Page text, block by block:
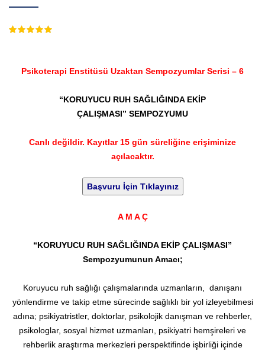
Psikoterapi Enstitüsü Uzaktan Sempozyumlar Serisi – 6
“KORUYUCU RUH SAĞLIĞINDA EKİP
ÇALIŞMASI” SEMPOZYUMU
Canlı değildir. Kayıtlar 15 gün süreliğine erişiminize
açılacaktır.
A M A Ç
“KORUYUCU RUH SAĞLIĞINDA EKİP ÇALIŞMASI”
Sempozyumunun Amacı;
Koruyucu ruh sağlığı çalışmalarında uzmanların, danışanı
yönlendirme ve takip etme sürecinde sağlıklı bir yol izleyebilmesi
adına; psikiyatristler, doktorlar, psikolojik danışman ve rehberler,
psikologlar, sosyal hizmet uzmanları, psikiyatri hemşireleri ve
rehberlik araştırma merkezleri perspektifinde işbirliği içinde